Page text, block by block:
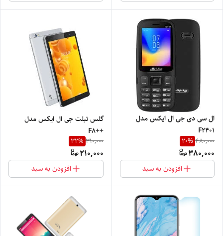
ال سی دی جی ال ایکس مدل
F2401
480,000
20%
380,000
افزودن به سبد
گلس تبلت جی ال ایکس مدل
++F8
310,000
32%
210,000
افزودن به سبد